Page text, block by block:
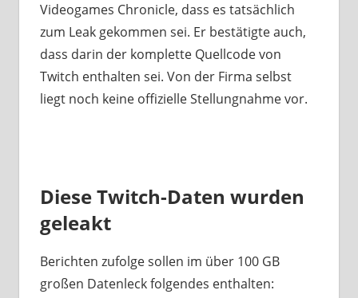
Videogames Chronicle, dass es tatsächlich
zum Leak gekommen sei. Er bestätigte auch,
dass darin der komplette Quellcode von
Twitch enthalten sei. Von der Firma selbst
liegt noch keine offizielle Stellungnahme vor.
Diese Twitch-Daten wurden
geleakt
Berichten zufolge sollen im über 100 GB
großen Datenleck folgendes enthalten: